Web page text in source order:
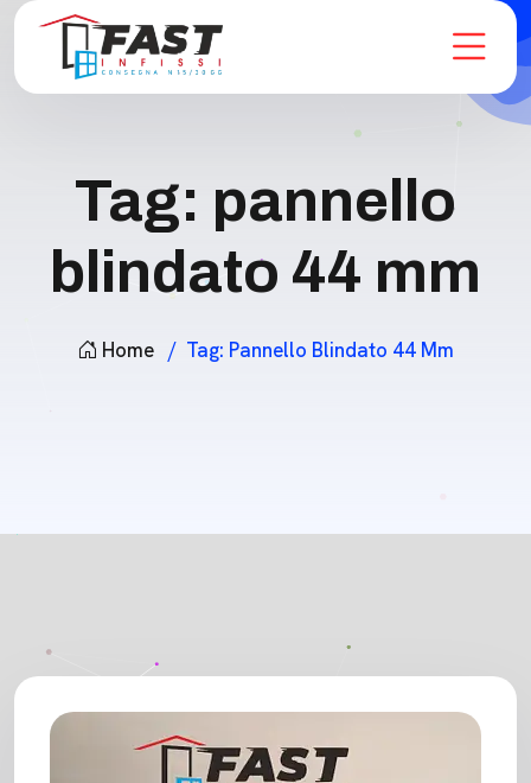
Tag: pannello
blindato 44 mm
Home Tag: Pannello Blindato 44 Mm